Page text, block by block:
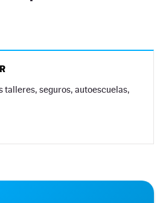
talleres, seguros, autoescuelas,